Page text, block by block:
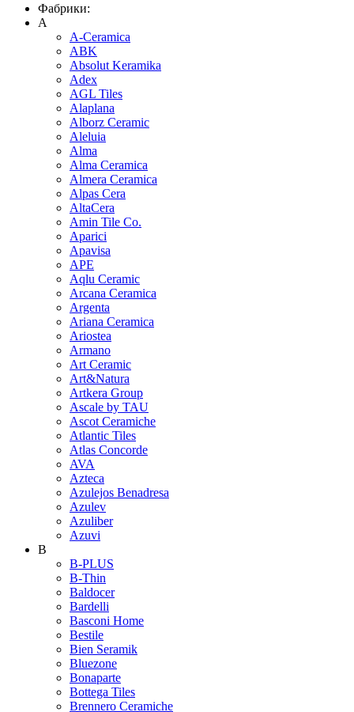
Фабрики:
A
A-Ceramica
ABK
Absolut Keramika
Adex
AGL Tiles
Alaplana
Alborz Ceramic
Aleluia
Alma
Alma Ceramica
Almera Ceramica
Alpas Cera
AltaCera
Amin Tile Co.
Aparici
Apavisa
APE
Aqlu Ceramic
Arcana Ceramica
Argenta
Ariana Ceramica
Ariostea
Armano
Art Ceramic
Art&Natura
Artkera Group
Ascale by TAU
Ascot Ceramiche
Atlantic Tiles
Atlas Concorde
AVA
Azteca
Azulejos Benadresa
Azulev
Azuliber
Azuvi
B
B-PLUS
B-Thin
Baldocer
Bardelli
Basconi Home
Bestile
Bien Seramik
Bluezone
Bonaparte
Bottega Tiles
Brennero Ceramiche